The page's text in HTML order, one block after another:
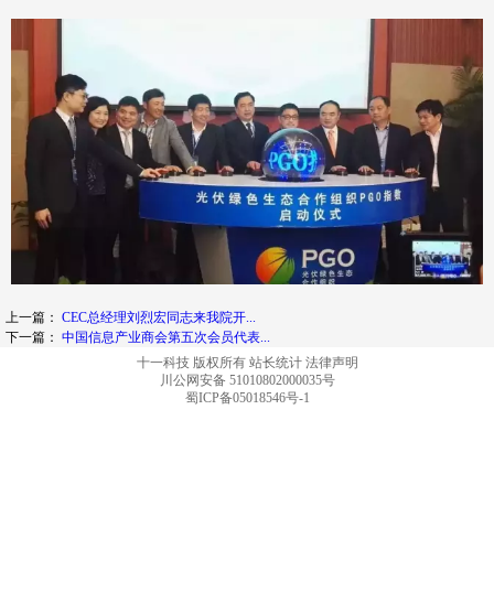
上一篇： CEC总经理刘烈宏同志来我院开...
下一篇： 中国信息产业商会第五次会员代表...
十一科技 版权所有 站长统计 法律声明
川公网安备 51010802000035号
蜀ICP备05018546号-1